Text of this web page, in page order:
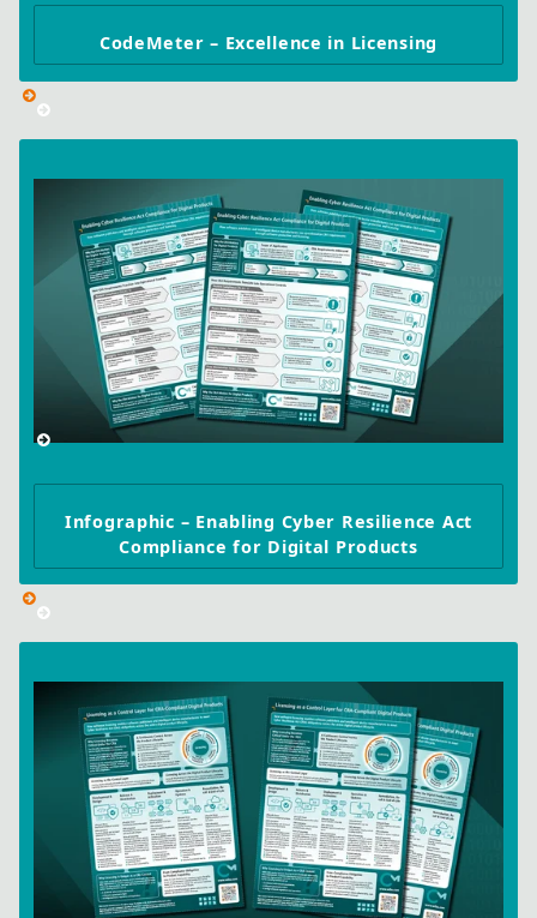
CodeMeter – Excellence in Licensing
Infographic – Enabling Cyber Resilience Act
Compliance for Digital Products